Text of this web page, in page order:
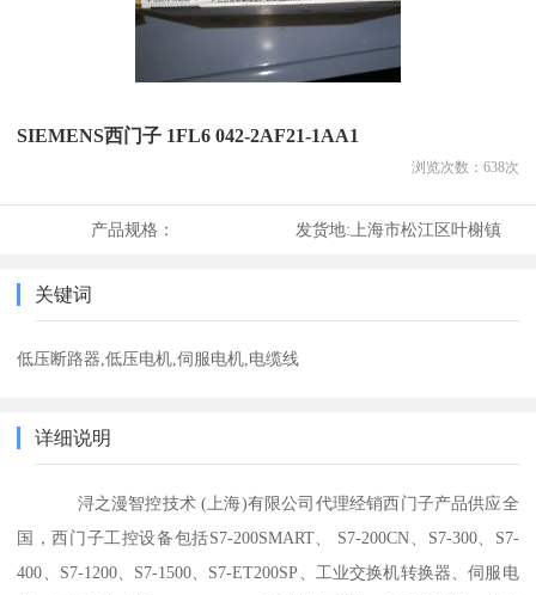
SIEMENS西门子 1FL6 042-2AF21-1AA1
浏览次数： 638次
产品规格： 发货地: 上海市松江区叶榭镇
关键词
低压断路器,低压电机,伺服电机,电缆线
详细说明
浔之漫智控技术 (上海)有限公司代理经销西门子产品供应全
国，西门子工控设备包括S7-200SMART、 S7-200CN、S7-300、S7-
400、S7-1200、S7-1500、S7-ET200SP、工业交换机转换器、伺服电